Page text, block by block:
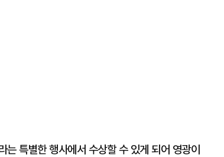
특별한 행사에서 수상할 수 있게 되어 영광이